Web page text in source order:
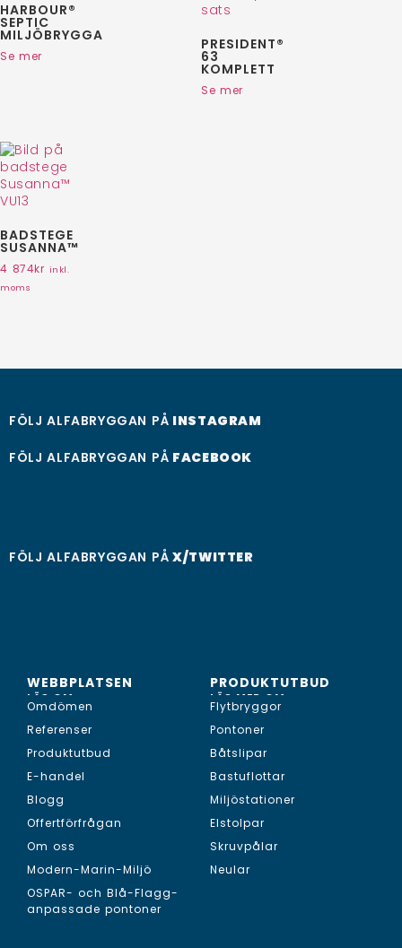
HARBOUR®
SEPTIC
MILJÖBRYGGA
Se mer
PRESIDENT®
63
KOMPLETT
Se mer
BADSTEGE
SUSANNA™
4 874kr inkl.
moms
FÖLJ ALFABRYGGAN PÅ INSTAGRAM
FÖLJ ALFABRYGGAN PÅ FACEBOOK
FÖLJ ALFABRYGGAN PÅ X/TWITTER
WEBBPLATSEN
LÄS OM...
Omdömen
Referenser
Produktutbud
E-handel
Blogg
Offertförfrågan
Om oss
Modern-Marin-Miljö
OSPAR- och Blå-Flagg-
anpassade pontoner
PRODUKTUTBUD
LÄS MER OM...
Flytbryggor
Pontoner
Båtslipar
Bastuflottar
Miljöstationer
Elstolpar
Skruvpålar
Neular